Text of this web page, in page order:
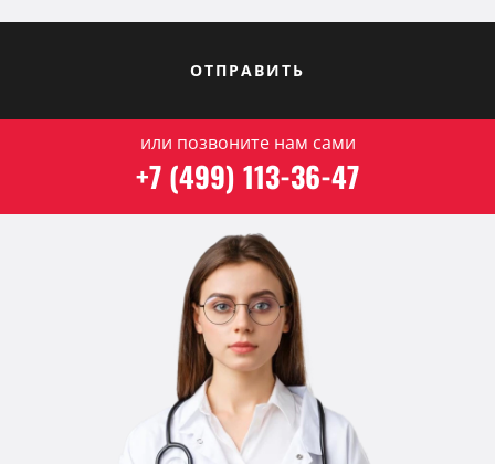
ОТПРАВИТЬ
или позвоните нам сами
+7 (499) 113-36-47